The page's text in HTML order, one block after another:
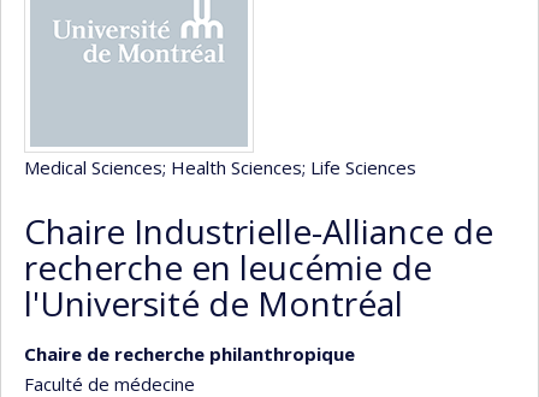
Medical Sciences; Health Sciences; Life Sciences
Chaire Industrielle-Alliance de
recherche en leucémie de
l'Université de Montréal
Chaire de recherche philanthropique
Faculté de médecine